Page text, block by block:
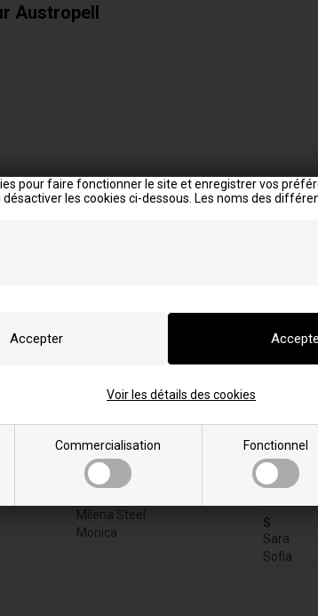
pour faire fonctionner le site et enregistrer vos
les cookies ci-dessous. Les noms des
Commercialisation Fonctionnel
Voir les détails des cookies
Austropell
M
Mavi
Milena Steel
Monica
Olivia Steel
R
RC 120
S
Sara
Sofia